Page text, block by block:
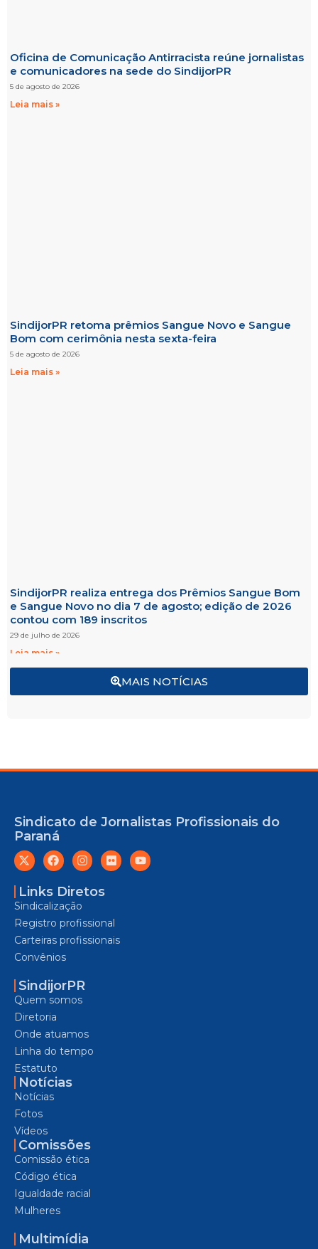
MAIS NOTÍCIAS
Oficina de Comunicação Antirracista reúne jornalistas
e comunicadores na sede do SindijorPR
5 de agosto de 2026
Leia mais »
SindijorPR retoma prêmios Sangue Novo e Sangue
Bom com cerimônia nesta sexta-feira
5 de agosto de 2026
Leia mais »
SindijorPR realiza entrega dos Prêmios Sangue Bom
e Sangue Novo no dia 7 de agosto; edição de 2026
contou com 189 inscritos
29 de julho de 2026
Leia mais »
Sindicato de Jornalistas Profissionais do
Paraná
Links Diretos
Sindicalização
Registro profissional
Carteiras profissionais
Convênios
SindijorPR
Quem somos
Diretoria
Onde atuamos
Linha do tempo
Estatuto
Notícias
Notícias
Fotos
Vídeos
Comissões
Comissão ética
Código ética
Igualdade racial
Mulheres
Multimídia